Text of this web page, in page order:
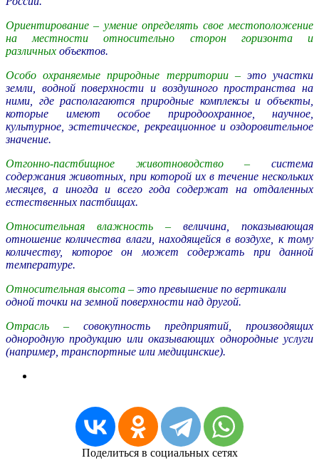
Ориентирование – умение определять свое местоположение
на местности относительно сторон горизонта и
различных объектов.
Особо охраняемые природные территории –это участки
земли, водной поверхности и воздушного пространства на
ними, где располагаются природные комплексы и объекты,
которые имеют особое природоохранное, научное,
культурное, эстетическое, рекреационное и оздоровительное
значение.
Отгонно-пастбищное животноводство – система
содержания животных, при которой их в течение нескольких
месяцев, а иногда и всего года содержат на отдаленных
естественных пастбищах.
Относительная влажность –
величина, показывающая
отношение количества влаги, находящейся в воздухе, к тому
количеству, которое он может содержать при данной
температуре.
Относительная высота – это превышение по вертикали
одной точки на земной поверхности над другой.
Отрасль –
совокупность предприятий, производящих
однородную продукцию или оказывающих однородные услуги
(например, транспортные или медицинские).
Поделиться в социальных сетях